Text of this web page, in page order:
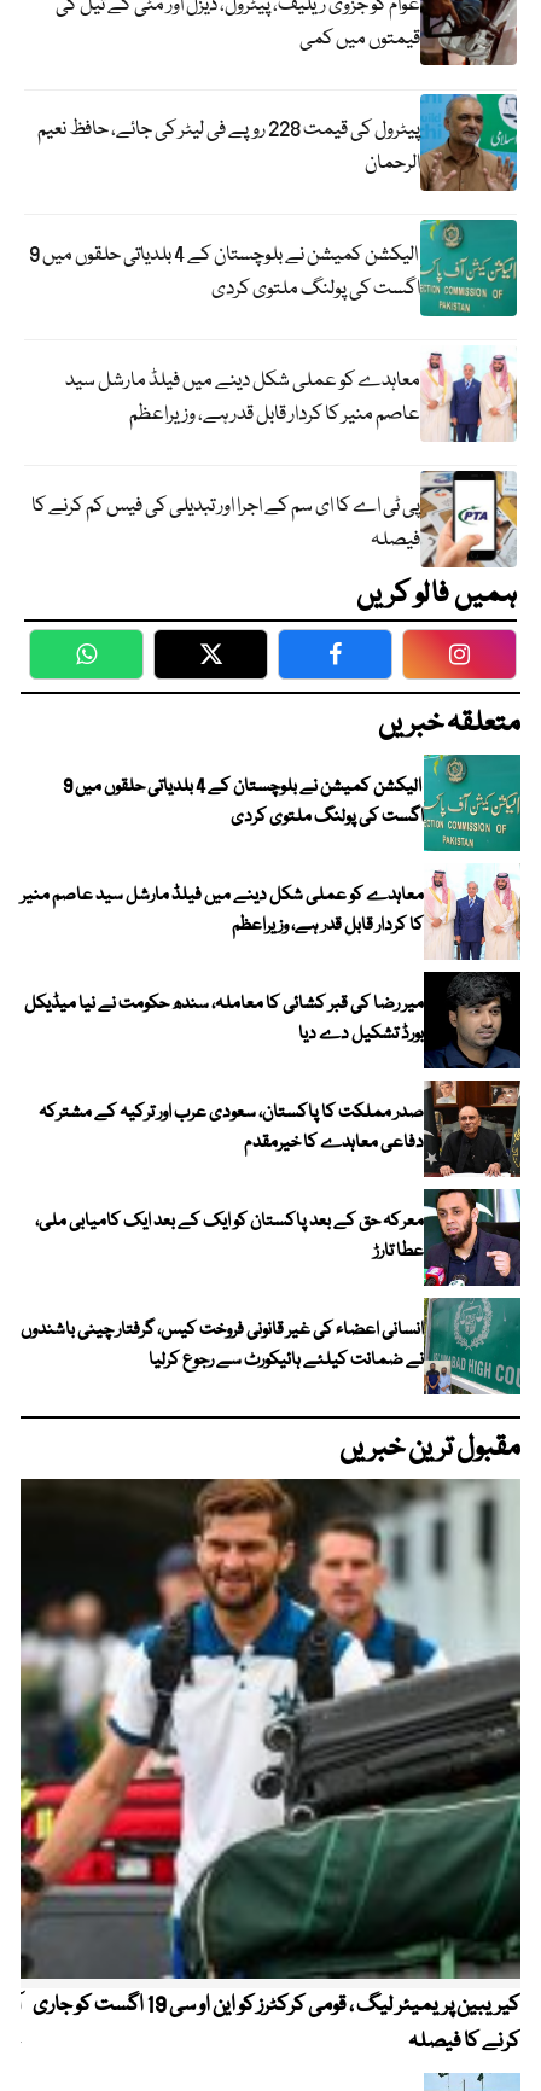
قیمتوں میں کمی
پیٹرول کی قیمت 228 روپے فی لیٹر کی جائے، حافظ نعیم
الرحمان
الیکشن کمیشن نے بلوچستان کے 4 بلدیاتی حلقوں میں 9
اگست کی پولنگ ملتوی کردی
معاہدے کو عملی شکل دینے میں فیلڈ مارشل سید
عاصم منیر کا کردار قابل قدر ہے، وزیراعظم
پی ٹی اے کا ای سم کے اجرا اور تبدیلی کی فیس کم کرنے کا
فیصلہ
ہمیں فالو کریں
WhatsApp Twitter Facebook
متعلقہ خبریں
الیکشن کمیشن نے بلوچستان کے 4 بلدیاتی حلقوں میں 9
اگست کی پولنگ ملتوی کردی
معاہدے کو عملی شکل دینے میں فیلڈ مارشل سید عاصم منیر
کا کردار قابل قدر ہے، وزیراعظم
میر رضا کی قبر کشائی کا معاملہ، سندھ حکومت نے نیا میڈیکل
بورڈ تشکیل دے دیا
صدر مملکت کا پاکستان، سعودی عرب اور ترکیہ کے مشترکہ
دفاعی معاہدے کا خیرمقدم
معرکہ حق کے بعد پاکستان کو ایک کے بعد ایک کامیابی ملی،
عطا تارڑ
انسانی اعضاء کی غیر قانونی فروخت کیس، گرفتار چینی باشندوں
نے ضمانت کیلئے ہائیکورٹ سے رجوع کرلیا
مقبول ترین خبریں
کیریبین پریمیئر لیگ ، قومی کرکٹرز کو این او سی 19 اگست کو جاری
کرنے کا فیصلہ